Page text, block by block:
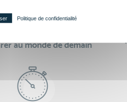
au monde de demain
Politique de confidentialité